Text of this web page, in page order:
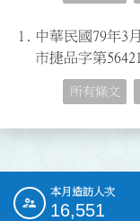
1.
中華民國79年3
市捷品字第
所有條文
::: 本月造訪人次
16,551